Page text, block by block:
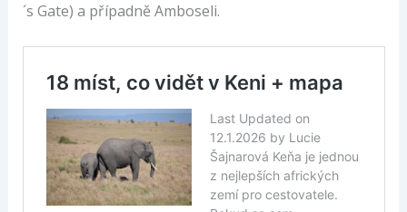
´s Gate) a případně Amboseli.